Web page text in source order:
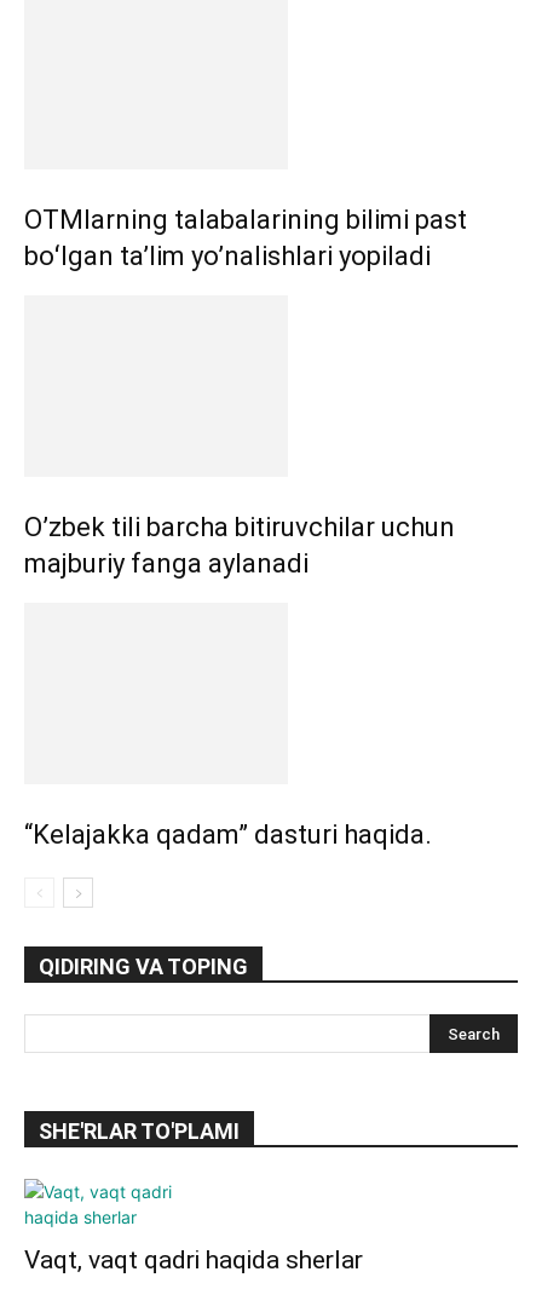
OTMlarning talabalarining bilimi past
boʻlgan ta’lim yo’nalishlari yopiladi
O’zbek tili barcha bitiruvchilar uchun
majburiy fanga aylanadi
“Kelajakka qadam” dasturi haqida.
QIDIRING VA TOPING
SHE'RLAR TO'PLAMI
Vaqt, vaqt qadri haqida sherlar